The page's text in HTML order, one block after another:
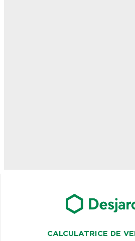
CALCULATRICE DE